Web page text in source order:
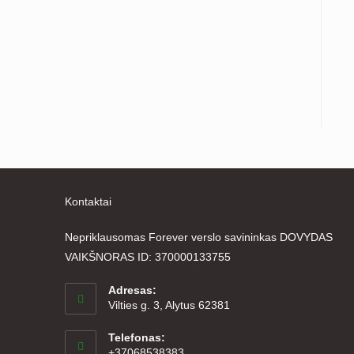
Kontaktai
Nepriklausomas Forever verslo savininkas DOVYDAS
VAIKŠNORAS ID: 370000133755
Adresas:
Vilties g. 3, Alytus 62381
Telefonas: